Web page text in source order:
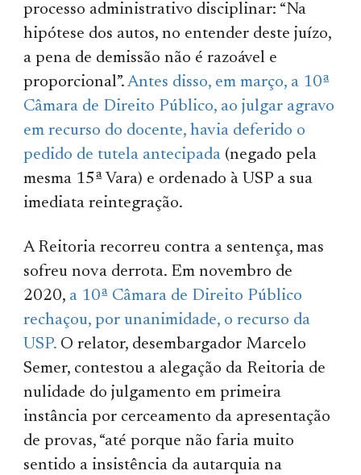
processo administrativo disciplinar: “Na
hipótese dos autos, no entender deste juízo,
a pena de demissão não é razoável e
proporcional”.Antes disso, em março, a 10ª
Câmara de Direito Público, ao julgar agravo
em recurso do docente, havia deferido o
pedido de tutela antecipada (negado pela
mesma 15ª Vara) e ordenado à USP a sua
imediata reintegração.
A Reitoria recorreu contra a sentença, mas
sofreu nova derrota. Em novembro de
2020, a 10ª Câmara de Direito Público
rechaçou, por unanimidade, o recurso da
USP. O relator, desembargador Marcelo
Semer, contestou a alegação da Reitoria de
nulidade do julgamento em primeira
instância por cerceamento da apresentação
de provas, “até porque não faria muito
sentido a insistência da autarquia na